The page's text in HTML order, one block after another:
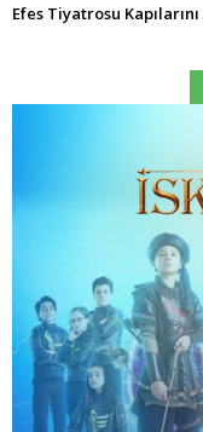
Efes Tiyatrosu